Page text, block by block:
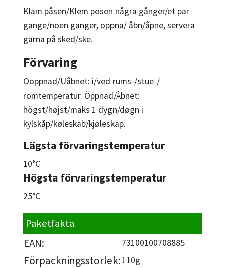
Kläm påsen/Klem posen några gånger/et par
gange/noen ganger, öppna/ åbn/åpne, servera
gärna på sked/ske.
Förvaring
Oöppnad/Uåbnet: i/ved rums-/stue-/
romtemperatur. Öppnad/Åbnet:
högst/højst/maks 1 dygn/døgn i
kylskåp/køleskab/kjøleskap.
Lägsta förvaringstemperatur
10°C
Högsta förvaringstemperatur
25°C
Paketfakta
EAN: 73100100708885
Förpackningsstorlek:110g